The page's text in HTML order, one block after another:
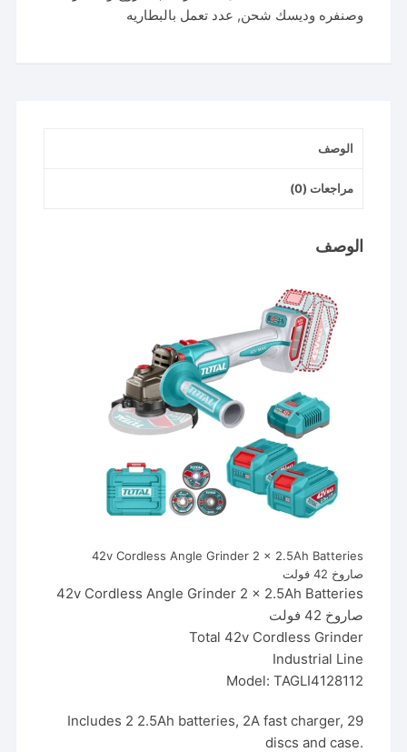
Grinder
42
وصنفره وديسك شحن, عدد تعمل بالبطاريه
الوصف
مراجعات (0)
الوصف
42v Cordless Angle Grinder 2 x 2.5Ah Batteries
صاروخ 42 فولت
42v Cordless Angle Grinder 2 x 2.5Ah Batteries
صاروخ 42 فولت
Total 42v Cordless Grinder
Industrial Line
Model: TAGLI4128112
Includes 2 2.5Ah batteries, 2A fast charger, 29
discs and case.